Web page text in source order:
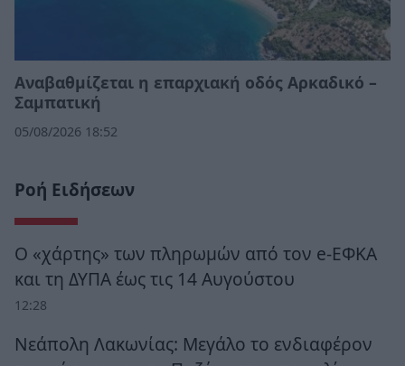
Αναβαθμίζεται η επαρχιακή οδός Αρκαδικό –
Σαμπατική
05/08/2026 18:52
Ροή Ειδήσεων
Ο «χάρτης» των πληρωμών από τον e-ΕΦΚΑ
και τη ΔΥΠΑ έως τις 14 Αυγούστου
12:28
Νεάπολη Λακωνίας: Μεγάλο το ενδιαφέρον